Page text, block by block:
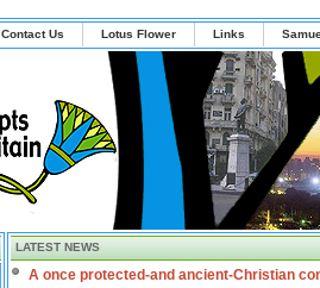
Contact Us Lotus Flower Links
LATEST NEWS
A once protected-and ancient-Christian